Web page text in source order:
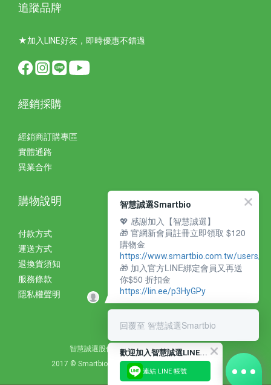
追蹤品牌
★加入LINE好友，即時優惠不錯過
經銷採購
經銷商訂購專區
實體通路
異業合作
購物說明
付款方式
運送方式
退換貨須知
服務條款
隱私權聲明
智慧誠選股份有限公司 統編：27310393
2017 © Smartbio Corporation. All Rights Reserved.
歡
迎加入智慧誠選LINE好友
連結 LINE 帳號
智慧誠選Smartbio
💖 感謝加入【智慧誠選】
🎁 官網新會員註冊立即領取 $120
購物金
https://www.smartbio.com.tw/users/
🎁 加入官方LINE綁定會員又再送
你$50 折扣金
https://lin.ee/p3HyGPy
回覆至 智慧誠選Smartbio